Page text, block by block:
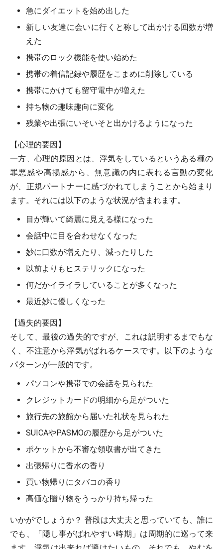
急にダイエットを始め出した
新しい友達に会いに行くと称して出かける回数が増
えた
携帯のロック機能を使い始めた
携帯の着信記録や履歴をこまめに削除している
携帯にかけても留守電中が増えた
持ち物の趣味趣向に変化
残業や出張にいそいそと出かけるようになった
【心理的要因】
一方、心理的原因とは、浮気をしているというある種の
罪悪感や高揚感から、無意識の内に表れる言動の変化
が、正規パートナーに感づかれてしまうことから始まり
ます。それには以下のような状況が含まれます。
目が輝いて綺麗に見える様になった
会話中に目を合わせなくなった
妙に口数が増えたり、減ったりした
以前よりもヒステリックになった
何だかイライラしていることが多くなった
最近妙に優しくなった
【過失的要因】
そして、最後の過失的ですが、これは説明するまでもな
く、不注意から浮気がばれるケースです。以下のような
パターンが一般的です。
パソコンや携帯での会話を見られた
クレジットカードの明細から足がついた
旅行先の旅館から届いた礼状を見られた
SUICAやPASMOの履歴から足がついた
ポケットから不審な領収書が出てきた
出張帰りに香水の香り
買い物帰りにタバコの香り
高価な贈り物をうっかり持ち帰った
いかがでしょうか？ 普段は大丈夫と思っていても、誰に
でも、「隠し事がばれやすい時期」は周期的に巡って来